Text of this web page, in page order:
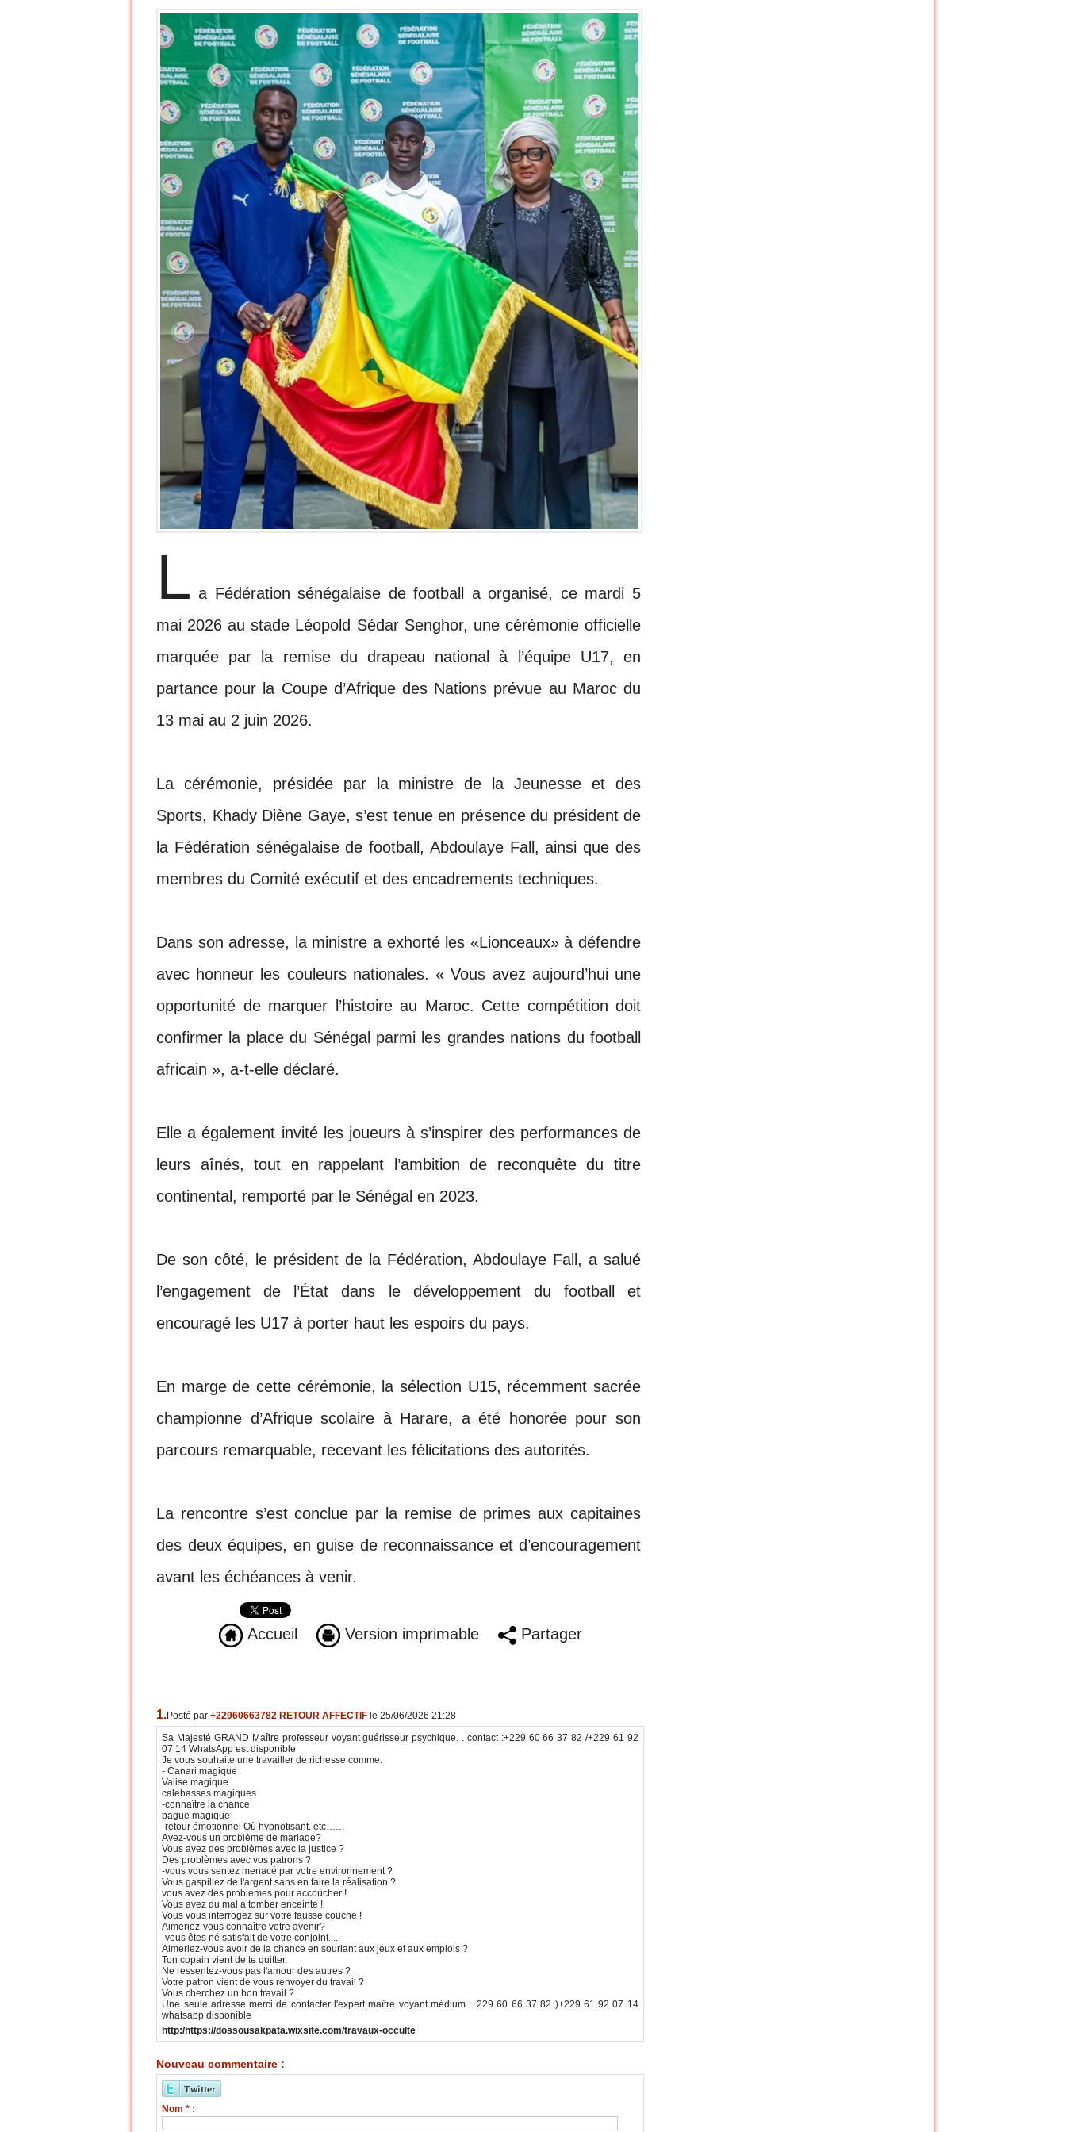
L a Fédération sénégalaise de football a organisé, ce mardi 5
mai 2026 au stade Léopold Sédar Senghor, une cérémonie officielle
marquée par la remise du drapeau national à l’équipe U17, en
partance pour la Coupe d’Afrique des Nations prévue au Maroc du
13 mai au 2 juin 2026.
La cérémonie, présidée par la ministre de la Jeunesse et des
Sports, Khady Diène Gaye, s’est tenue en présence du président de
la Fédération sénégalaise de football, Abdoulaye Fall, ainsi que des
membres du Comité exécutif et des encadrements techniques.
Dans son adresse, la ministre a exhorté les «Lionceaux» à défendre
avec honneur les couleurs nationales. « Vous avez aujourd’hui une
opportunité de marquer l’histoire au Maroc. Cette compétition doit
confirmer la place du Sénégal parmi les grandes nations du football
africain », a-t-elle déclaré.
Elle a également invité les joueurs à s’inspirer des performances de
leurs aînés, tout en rappelant l’ambition de reconquête du titre
continental, remporté par le Sénégal en 2023.
De son côté, le président de la Fédération, Abdoulaye Fall, a salué
l’engagement de l’État dans le développement du football et
encouragé les U17 à porter haut les espoirs du pays.
En marge de cette cérémonie, la sélection U15, récemment sacrée
championne d’Afrique scolaire à Harare, a été honorée pour son
parcours remarquable, recevant les félicitations des autorités.
La rencontre s’est conclue par la remise de primes aux capitaines
des deux équipes, en guise de reconnaissance et d’encouragement
avant les échéances à venir.
Accueil Version imprimable Partager
1.Posté par +22960663782 RETOUR AFFECTIF le 25/06/2026 21:28
Sa Majesté GRAND Maître professeur voyant guérisseur psychique. . contact :+229 60 66 37 82 /+229 61 92
07 14 WhatsApp est disponible
Je vous souhaite une travailler de richesse comme.
- Canari magique
Valise magique
calebasses magiques
-connaître la chance
bague magique
-retour émotionnel Où hypnotisant. etc……
Avez-vous un problème de mariage?
Vous avez des problèmes avec la justice ?
Des problèmes avec vos patrons ?
-vous vous sentez menacé par votre environnement ?
Vous gaspillez de l'argent sans en faire la réalisation ?
vous avez des problèmes pour accoucher !
Vous avez du mal à tomber enceinte !
Vous vous interrogez sur votre fausse couche !
Aimeriez-vous connaître votre avenir?
-vous êtes né satisfait de votre conjoint.....
Aimeriez-vous avoir de la chance en souriant aux jeux et aux emplois ?
Ton copain vient de te quitter.
Ne ressentez-vous pas l'amour des autres ?
Votre patron vient de vous renvoyer du travail ?
Vous cherchez un bon travail ?
Une seule adresse merci de contacter l'expert maître voyant médium :+229 60 66 37 82 )+229 61 92 07 14
whatsapp disponible
http:/https://dossousakpata.wixsite.com/travaux-occulte
Nouveau commentaire :
Nom * :